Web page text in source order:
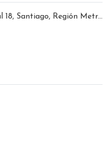
Región Metropolitana, Chile